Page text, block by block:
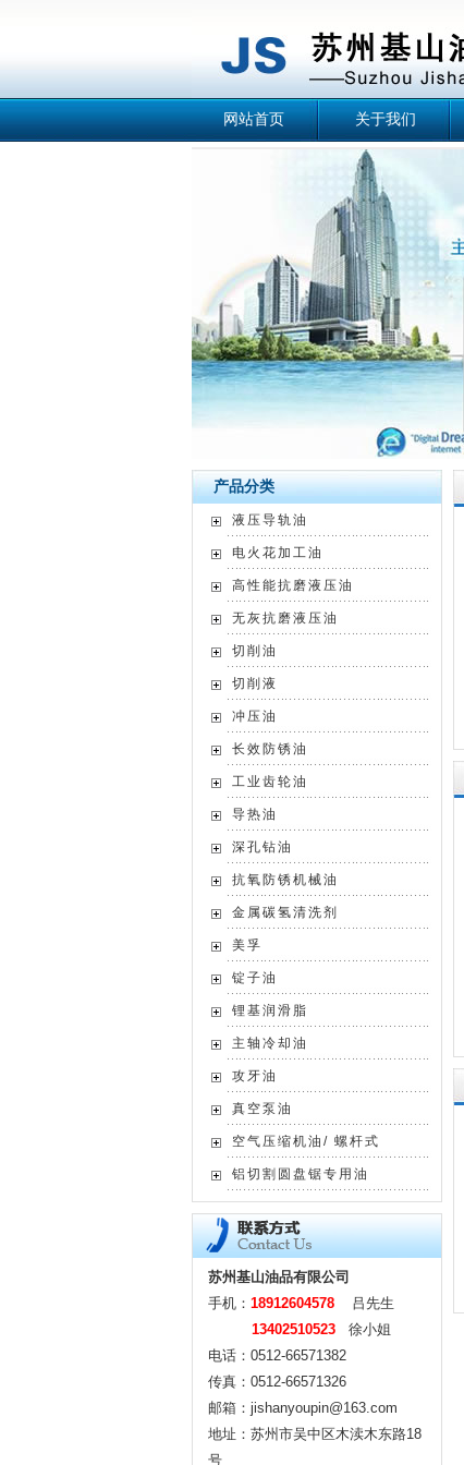
网站首页 关于我们
产品分类
液压导轨油
电火花加工油
高性能抗磨液压油
无灰抗磨液压油
切削油
切削液
冲压油
长效防锈油
工业齿轮油
导热油
深孔钻油
抗氧防锈机械油
金属碳氢清洗剂
美孚
锭子油
锂基润滑脂
主轴冷却油
攻牙油
真空泵油
空气压缩机油/ 螺杆式
铝切割圆盘锯专用油
苏州基山油品有限公司
手机： 18912604578
吕先生
13402510523 徐小姐
电话：0512-66571382
传真：0512-66571326
邮箱：jishanyoupin@163.com
地址：苏州市吴中区木渎木东路18
号